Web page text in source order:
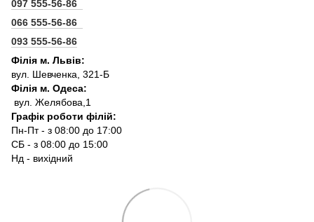
097 555-56-86
066 555-56-86
093 555-56-86
Філія м. Львів:
вул. Шевченка, 321-Б
Філія м. Одеса:
вул. Желябова,1
Графік роботи філій:
Пн-Пт - з 08:00 до 17:00
СБ - з 08:00 до 15:00
Нд - вихідний